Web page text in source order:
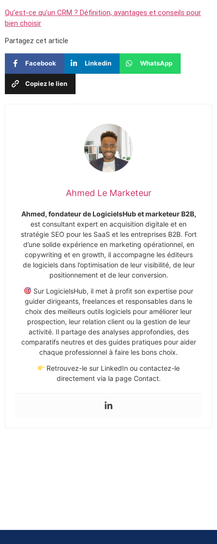
Qu’est-ce qu’un CRM ? Définition, avantages et conseils pour
bien choisir
Partagez cet article
Facebook Linkedin WhatsApp
Copiez le lien
Ahmed Le Marketeur
Ahmed, fondateur de LogicielsHub et marketeur B2B,
est consultant expert en acquisition digitale et en
stratégie SEO pour les SaaS et les entreprises B2B. Fort
d’une solide expérience en marketing opérationnel, en
copywriting et en growth, il accompagne les éditeurs
de logiciels dans l’optimisation de leur visibilité, de leur
positionnement et de leur conversion.
Sur LogicielsHub, il met à profit son expertise pour
guider dirigeants, freelances et responsables dans le
choix des meilleurs outils logiciels pour améliorer leur
prospection, leur relation client ou la gestion de leur
activité. Il partage des analyses approfondies, des
comparatifs neutres et des guides pratiques pour aider
chaque professionnel à faire les bons choix.
Retrouvez-le sur LinkedIn ou contactez-le
directement via la page Contact.